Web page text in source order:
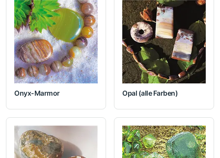
Onyx-Marmor Opal (alle Farben)